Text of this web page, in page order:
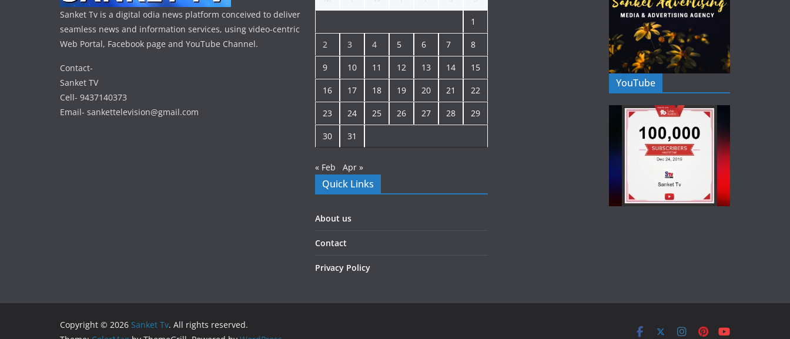
Sanket Tv is a digital odia news platform conceived to deliver
seamless news and information services, using video-centric
Web Portal, Facebook page and YouTube Channel.
Contact-
Sanket TV
Cell- 9437140373
Email- sankettelevision@gmail.com
1
2 3 4 5 6 7 8
9 10 11 12 13 14 15
16 17 18 19 20 21 22
23 24 25 26 27 28 29
30 31
« Feb Apr »
Quick Links
About us
Contact
Privacy Policy
YouTube
Copyright © 2026 Sanket Tv. All rights reserved.